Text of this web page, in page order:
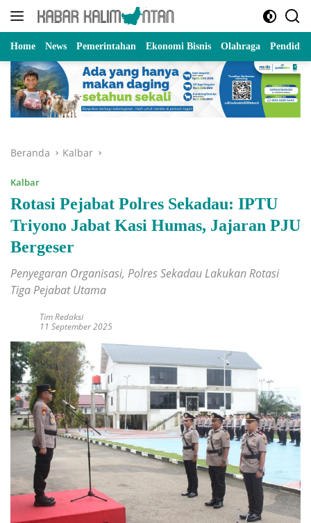
Langsung
Home News Pemerintahan Ekonomi Bisnis Olahraga
Beranda Kalbar
Kalbar
Rotasi Pejabat Polres Sekadau: IPTU
Triyono Jabat Kasi Humas, Jajaran PJU
Bergeser
Penyegaran Organisasi, Polres Sekadau Lakukan Rotasi
Tiga Pejabat Utama
Tim Redaksi
11 September 2025